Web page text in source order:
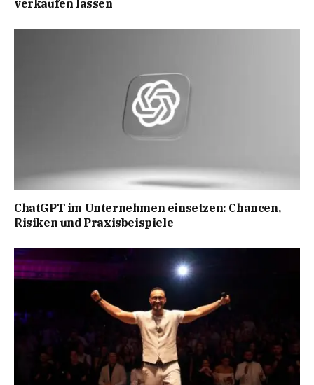
verkaufen lassen
ChatGPT im Unternehmen einsetzen: Chancen,
Risiken und Praxisbeispiele